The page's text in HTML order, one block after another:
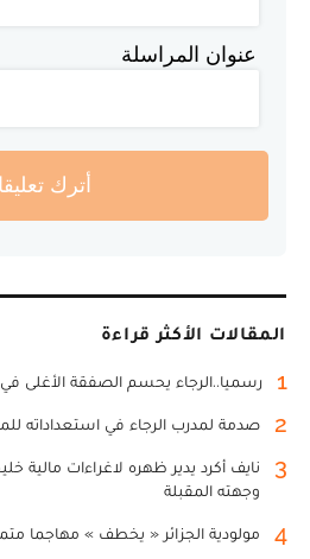
عنوان المراسلة
أترك تعليقا
المقالات الأكثر قراءة
1 رسميا..الرجاء يحسم الصفقة الأغلى في
2 صدمة لمدرب الرجاء في استعداداته
3
نايف أكرد يدير ظهره لاغراءات مالية
وجهته المقبلة
4 مولودية الجزائر « يخطف » مهاجما